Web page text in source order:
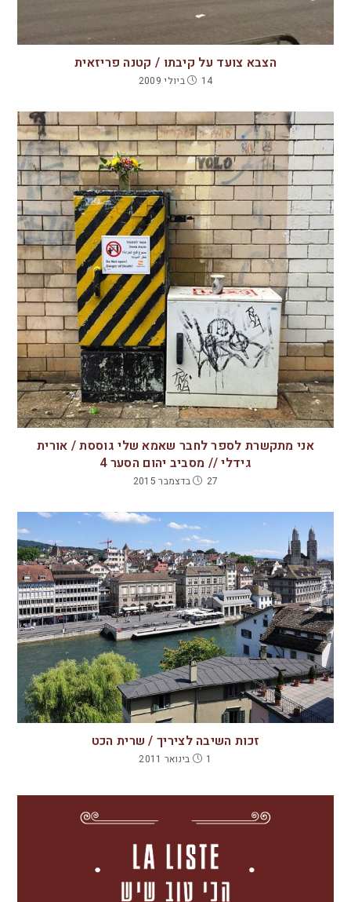
הצבא צועד על קיבתו / קטנה פריזאית
14 ביולי 2009
אני מתקשרת לספר לחבר שאמא שלי גוססת / אורית
גידלי // מסביב יהום הסער 4
27 בדצמבר 2015
זכות השיבה לציריך / שרית הכט
1 בינואר 2011